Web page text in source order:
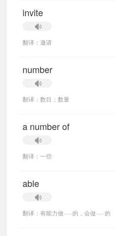
invite
翻译：邀请
number
翻译：数目；数量
a number of
翻译：一些
able
翻译：有能力做······的，会做······的